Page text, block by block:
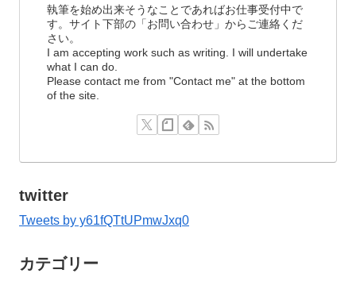
執筆を始め出来そうなことであればお仕事受付中で
す。サイト下部の「お問い合わせ」からご連絡くだ
さい。
I am accepting work such as writing. I will undertake
what I can do.
Please contact me from "Contact me" at the bottom
of the site.
twitter
Tweets by y61fQTtUPmwJxq0
カテゴリー